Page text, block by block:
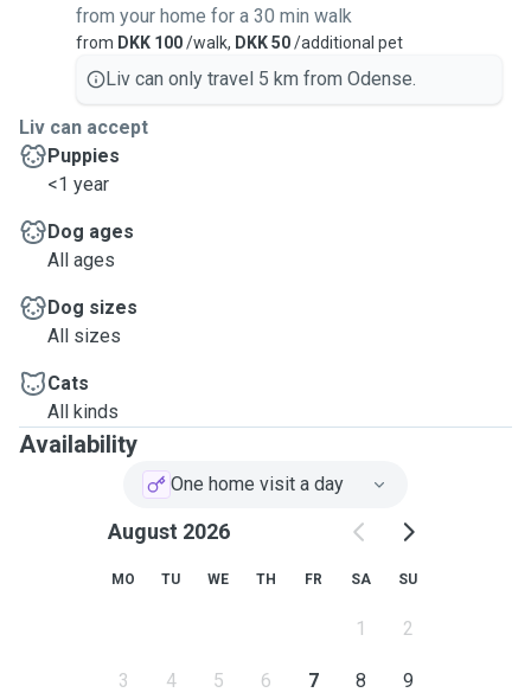
from your home for a 30 min walk
from DKK 100/walk, DKK 50/additional pet
Liv can only travel 5 km from Odense.
Liv can accept
Puppies
<1 year
Dog ages
All ages
Dog sizes
All sizes
Cats
All kinds
Availability
One home visit a day
August 2026
MO TU WE TH FR SA SU
1 2
3 4 5 6 7 8 9